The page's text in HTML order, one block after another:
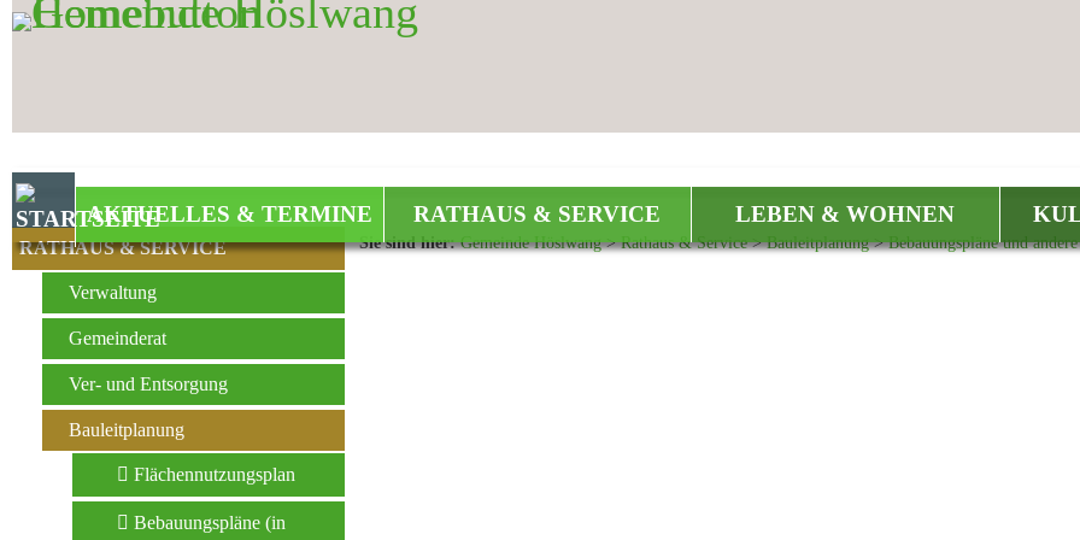
Zum Inhalt,zur Navigationoderzur Startseitespringen.
AKTUELLES & TERMINE RATHAUS & SERVICE LEBEN & WOHNEN
RATHAUS & SERVICE
Verwaltung
Gemeinderat
Ver- und Entsorgung
Bauleitplanung
Flächennutzungsplan
Bebauungspläne (in
Sie sind hier: Gemeinde Höslwang>Rathaus & Service>Bauleitplanung>Bebauungspläne und